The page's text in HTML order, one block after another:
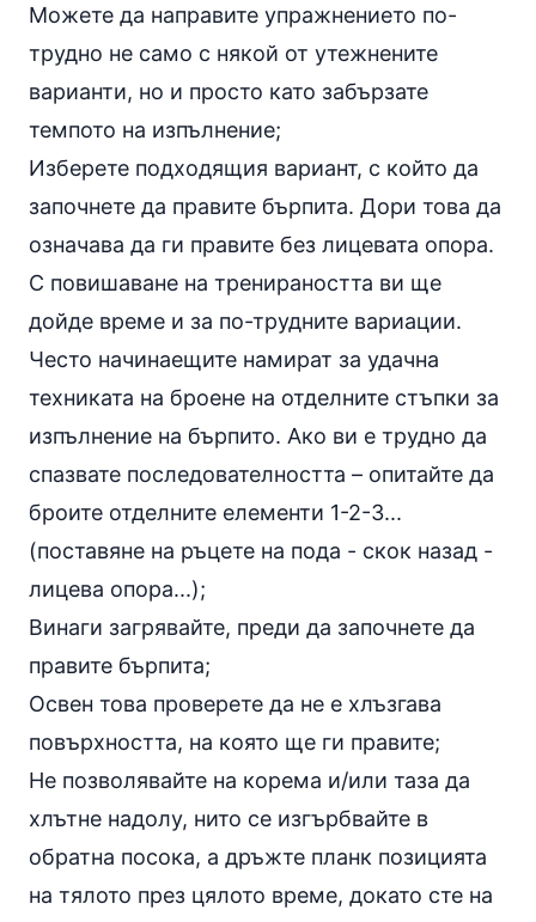
Можете да направите упражнението по-
трудно не само с някой от утежнените
варианти, но и просто като забързате
темпото на изпълнение;
Изберете подходящия вариант, с който да
започнете да правите бърпита. Дори това да
означава да ги правите без лицевата опора.
С повишаване на тренираността ви ще
дойде време и за по-трудните вариации.
Често начинаещите намират за удачна
техниката на броене на отделните стъпки за
изпълнение на бърпито. Ако ви е трудно да
спазвате последователността – опитайте да
броите отделните елементи 1-2-3...
(поставяне на ръцете на пода - скок назад -
лицева опора...);
Винаги загрявайте, преди да започнете да
правите бърпита;
Освен това проверете да не е хлъзгава
повърхността, на която ще ги правите;
Не позволявайте на корема и/или таза да
хлътне надолу, нито се изгърбвайте в
обратна посока, a дръжте планк позицията
на тялото през цялото време, докато сте на